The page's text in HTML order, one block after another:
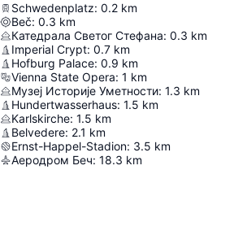
Schwedenplatz: 0.2 km
Beč: 0.3 km
Катедрала Светог Стефана: 0.3 km
Imperial Crypt: 0.7 km
Hofburg Palace: 0.9 km
Vienna State Opera: 1 km
Музеј Историје Уметности: 1.3 km
Hundertwasserhaus: 1.5 km
Karlskirche: 1.5 km
Belvedere: 2.1 km
Ernst-Happel-Stadion: 3.5 km
Аеродром Беч: 18.3 km